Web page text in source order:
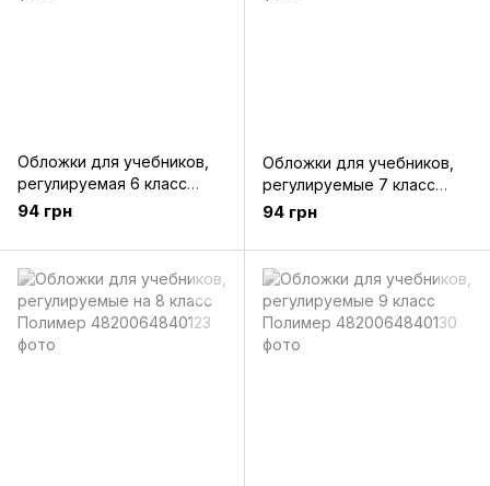
Обложки для учебников,
регулируемая 6 класс
Полимер
94 грн
Обложки для учебников,
регулируемые 7 класс
Полимер
94 грн